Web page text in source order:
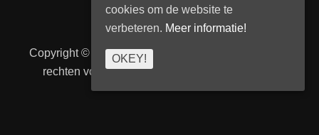
Copyright © 2026Transport Begeleiding Venlo
rechten voorbehouden. | TBVenlo door
cookies om de website te
verbeteren. Meer informatie!
OKEY!